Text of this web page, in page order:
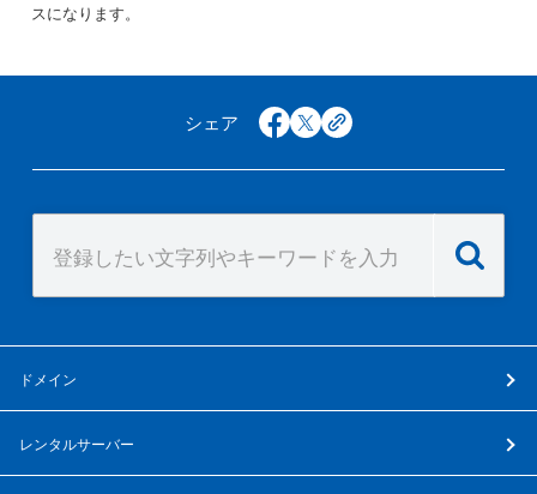
スになります。
シェア facebook
x copy
ドメイン
レンタルサーバー